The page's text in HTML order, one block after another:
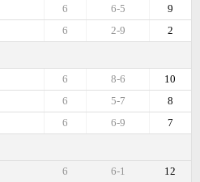
9
6-5
6
2
2-9
6
10
8-6
6
8
5-7
6
7
6-9
6
12
6-1
6